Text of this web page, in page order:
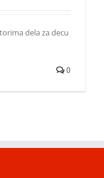
dela za decu
0